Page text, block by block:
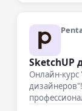
SketchUP
Онлайн-курс